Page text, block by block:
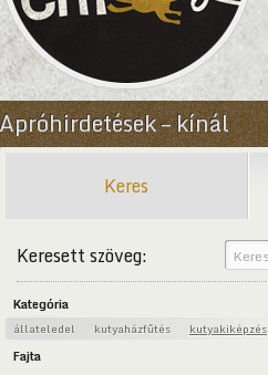
Apróhirdetések – kínál
Keres
Keresett szöveg:
Kategória
állateledel kutyaházfűtés kutyakiképzés
Fajta